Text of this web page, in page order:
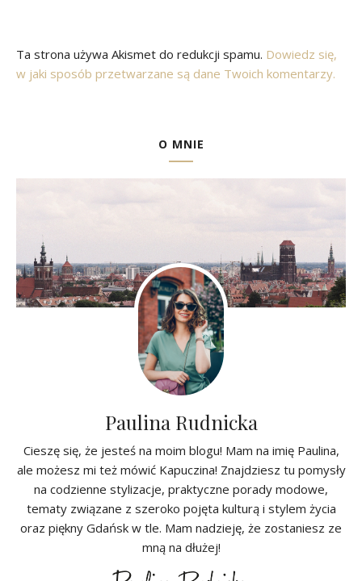
Ta strona używa Akismet do redukcji spamu. Dowiedz się,
w jaki sposób przetwarzane są dane Twoich komentarzy.
O MNIE
Paulina Rudnicka
Cieszę się, że jesteś na moim blogu! Mam na imię Paulina,
ale możesz mi też mówić Kapuczina! Znajdziesz tu pomysły
na codzienne stylizacje, praktyczne porady modowe,
tematy związane z szeroko pojęta kulturą i stylem życia
oraz piękny Gdańsk w tle. Mam nadzieję, że zostaniesz ze
mną na dłużej!